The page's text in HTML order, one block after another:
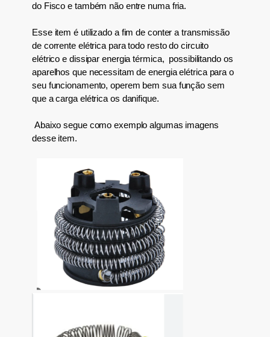
do Fisco e também não entre numa fria.
Esse item é utilizado a fim de conter a transmissão
de corrente elétrica paratodo resto do circuito
elétrico e dissipar energia térmica, possibilitando os
aparelhos que necessitam de energia elétrica para o
seufuncionamento, operem bem sua função sem
que a carga elétrica os danifique.
Abaixo segue como exemplo algumas imagens
desse item.